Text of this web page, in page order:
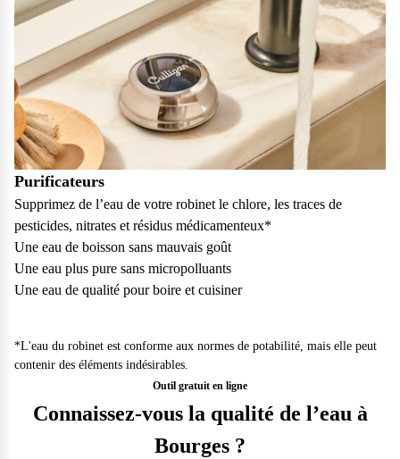
Purificateurs
Supprimez de l’eau de votre robinet le chlore, les traces de
pesticides, nitrates et résidus médicamenteux*
Une eau de boisson sans mauvais goût
Une eau plus pure sans micropolluants
Une eau de qualité pour boire et cuisiner
*L'eau du robinet est conforme aux normes de potabilité, mais elle peut
contenir des éléments indésirables.
Outil gratuit en ligne
Connaissez-vous la qualité de l’eau à
Bourges ?
Contactez notre service client